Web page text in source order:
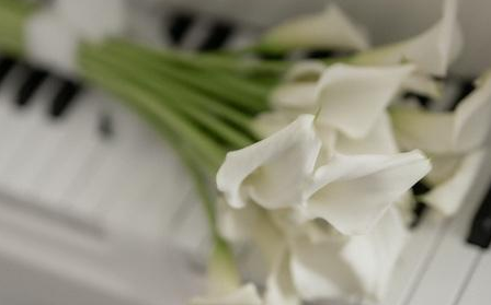
LEISTUNGEN
KONTAKT
IMPRESSUM
DATENSCHUTZ